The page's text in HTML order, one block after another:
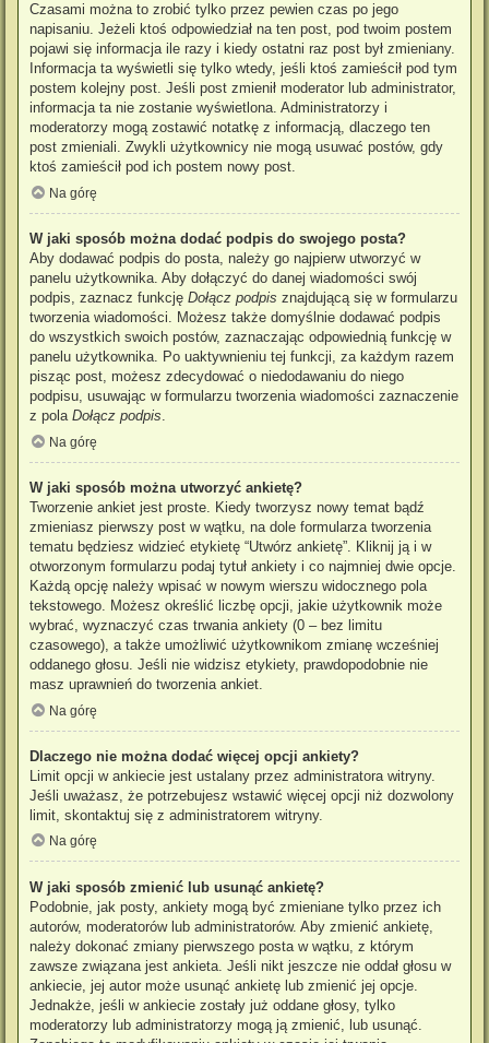
Czasami można to zrobić tylko przez pewien czas po jego
napisaniu. Jeżeli ktoś odpowiedział na ten post, pod twoim postem
pojawi się informacja ile razy i kiedy ostatni raz post był zmieniany.
Informacja ta wyświetli się tylko wtedy, jeśli ktoś zamieścił pod tym
postem kolejny post. Jeśli post zmienił moderator lub administrator,
informacja ta nie zostanie wyświetlona. Administratorzy i
moderatorzy mogą zostawić notatkę z informacją, dlaczego ten
post zmieniali. Zwykli użytkownicy nie mogą usuwać postów, gdy
ktoś zamieścił pod ich postem nowy post.
Na górę
W jaki sposób można dodać podpis do swojego posta?
Aby dodawać podpis do posta, należy go najpierw utworzyć w
panelu użytkownika. Aby dołączyć do danej wiadomości swój
podpis, zaznacz funkcję Dołącz podpis znajdującą się w formularzu
tworzenia wiadomości. Możesz także domyślnie dodawać podpis
do wszystkich swoich postów, zaznaczając odpowiednią funkcję w
panelu użytkownika. Po uaktywnieniu tej funkcji, za każdym razem
pisząc post, możesz zdecydować o niedodawaniu do niego
podpisu, usuwając w formularzu tworzenia wiadomości zaznaczenie
z pola Dołącz podpis.
Na górę
W jaki sposób można utworzyć ankietę?
Tworzenie ankiet jest proste. Kiedy tworzysz nowy temat bądź
zmieniasz pierwszy post w wątku, na dole formularza tworzenia
tematu będziesz widzieć etykietę “Utwórz ankietę”. Kliknij ją i w
otworzonym formularzu podaj tytuł ankiety i co najmniej dwie opcje.
Każdą opcję należy wpisać w nowym wierszu widocznego pola
tekstowego. Możesz określić liczbę opcji, jakie użytkownik może
wybrać, wyznaczyć czas trwania ankiety (0 – bez limitu
czasowego), a także umożliwić użytkownikom zmianę wcześniej
oddanego głosu. Jeśli nie widzisz etykiety, prawdopodobnie nie
masz uprawnień do tworzenia ankiet.
Na górę
Dlaczego nie można dodać więcej opcji ankiety?
Limit opcji w ankiecie jest ustalany przez administratora witryny.
Jeśli uważasz, że potrzebujesz wstawić więcej opcji niż dozwolony
limit, skontaktuj się z administratorem witryny.
Na górę
W jaki sposób zmienić lub usunąć ankietę?
Podobnie, jak posty, ankiety mogą być zmieniane tylko przez ich
autorów, moderatorów lub administratorów. Aby zmienić ankietę,
należy dokonać zmiany pierwszego posta w wątku, z którym
zawsze związana jest ankieta. Jeśli nikt jeszcze nie oddał głosu w
ankiecie, jej autor może usunąć ankietę lub zmienić jej opcje.
Jednakże, jeśli w ankiecie zostały już oddane głosy, tylko
moderatorzy lub administratorzy mogą ją zmienić, lub usunąć.